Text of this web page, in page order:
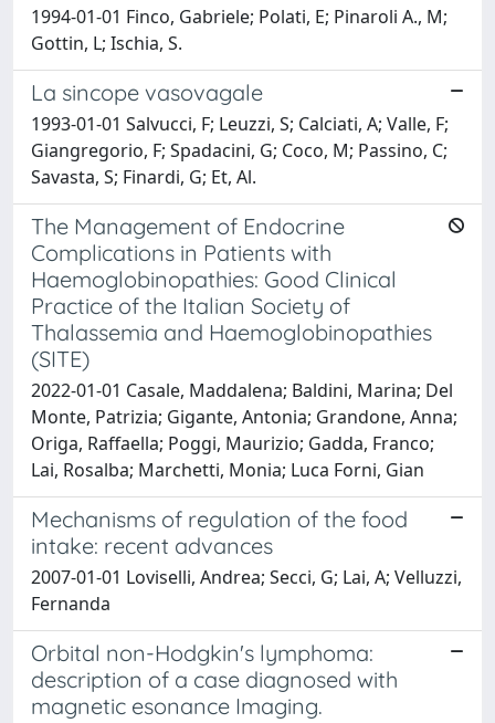
1994-01-01 Finco, Gabriele; Polati, E; Pinaroli A., M;
Gottin, L; Ischia, S.
La sincope vasovagale
1993-01-01 Salvucci, F; Leuzzi, S; Calciati, A; Valle, F;
Giangregorio, F; Spadacini, G; Coco, M; Passino, C;
Savasta, S; Finardi, G; Et, Al.
The Management of Endocrine
Complications in Patients with
Haemoglobinopathies: Good Clinical
Practice of the Italian Society of
Thalassemia and Haemoglobinopathies
(SITE)
2022-01-01 Casale, Maddalena; Baldini, Marina; Del
Monte, Patrizia; Gigante, Antonia; Grandone, Anna;
Origa, Raffaella; Poggi, Maurizio; Gadda, Franco;
Lai, Rosalba; Marchetti, Monia; Luca Forni, Gian
Mechanisms of regulation of the food
intake: recent advances
2007-01-01 Loviselli, Andrea; Secci, G; Lai, A; Velluzzi,
Fernanda
Orbital non-Hodgkin's lymphoma:
description of a case diagnosed with
magnetic esonance Imaging.